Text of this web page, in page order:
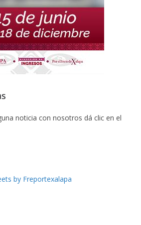
noticia con nosotros dá clic en el
by Freportexalapa